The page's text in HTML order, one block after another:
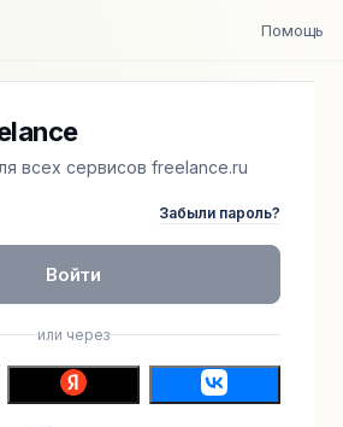
Помощь
всех сервисов freelance.ru
Забыли пароль?
Войти
или через